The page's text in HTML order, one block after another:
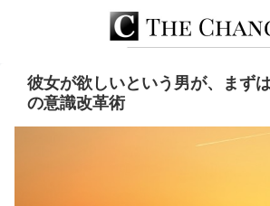
彼女が欲しいという男が、まず
の意識改革術